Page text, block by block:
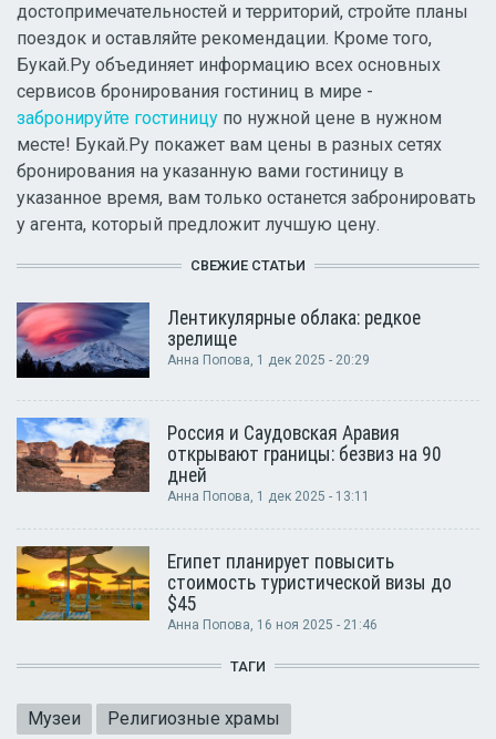
достопримечательностей и территорий, стройте планы
поездок и оставляйте рекомендации. Кроме того,
Букай.Ру объединяет информацию всех основных
сервисов бронирования гостиниц в мире -
забронируйте гостиницу по нужной цене в нужном
месте! Букай.Ру покажет вам цены в разных сетях
бронирования на указанную вами гостиницу в
указанное время, вам только останется забронировать
у агента, который предложит лучшую цену.
СВЕЖИЕ СТАТЬИ
Лентикулярные облака: редкое
зрелище
Анна Попова, 1 дек 2025 - 20:29
Россия и Саудовская Аравия
открывают границы: безвиз на 90
дней
Анна Попова, 1 дек 2025 - 13:11
Египет планирует повысить
стоимость туристической визы до
$45
Анна Попова, 16 ноя 2025 - 21:46
ТАГИ
Музеи
Религиозные храмы